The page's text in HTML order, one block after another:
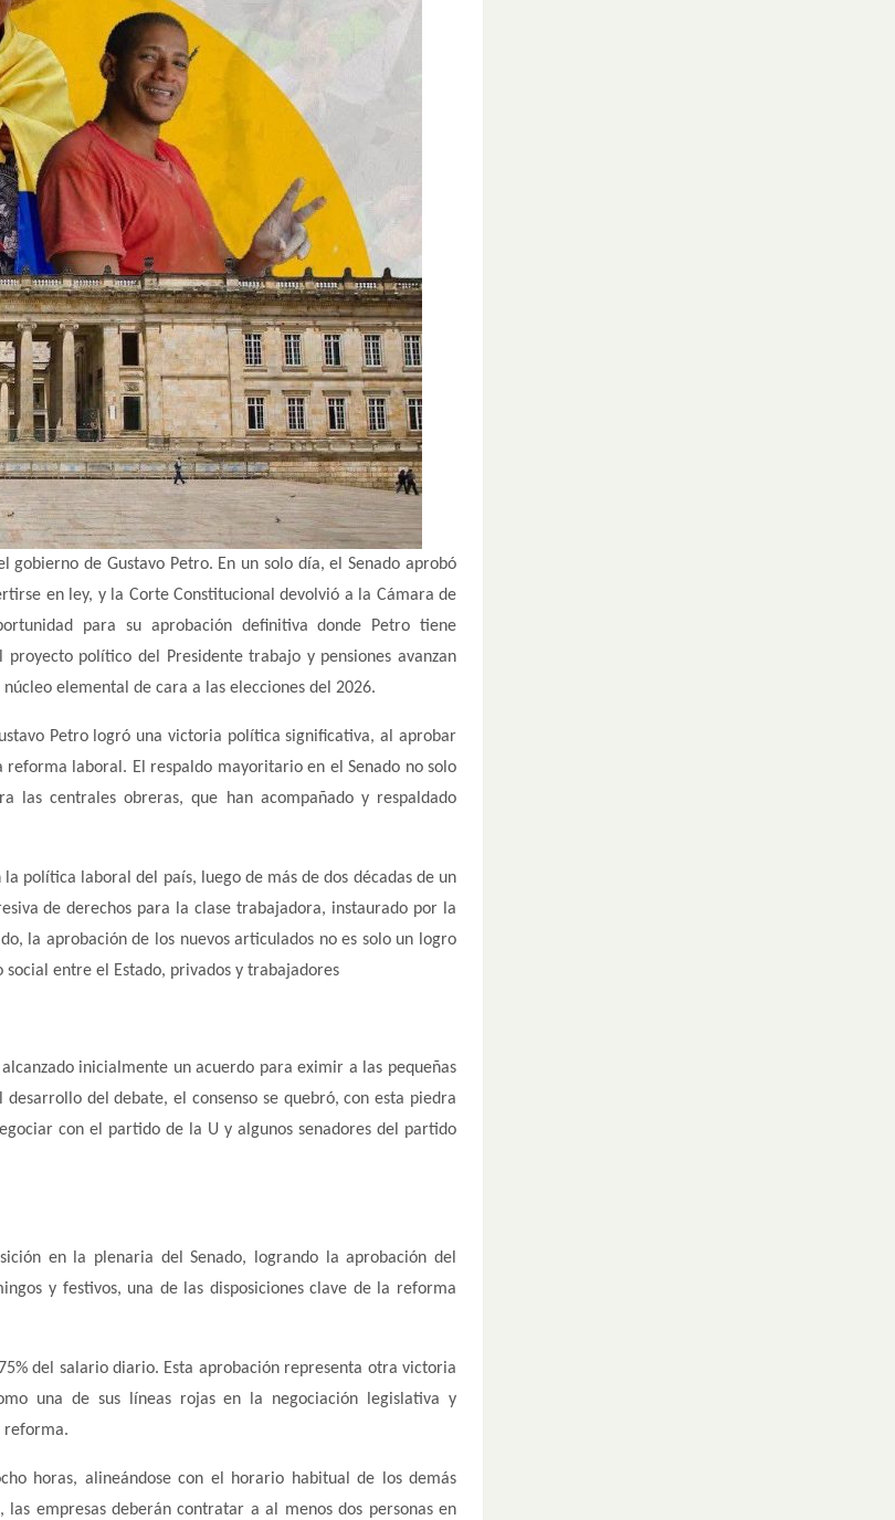
de Gustavo Petro. En un solo día, el Senado aprobó
en ley, y la Corte Constitucional devolvió a la Cámara de
para su aprobación definitiva donde Petro tiene
político del Presidente trabajo y pensiones avanzan
elemental de cara a las elecciones del 2026.
Petro logró una victoria política significativa, al aprobar
laboral. El respaldo mayoritario en el Senado no solo
las centrales obreras, que han acompañado y respaldado
política laboral del país, luego de más de dos décadas de un
de derechos para la clase trabajadora, instaurado por la
la aprobación de los nuevos articulados no es solo un logro
entre el Estado, privados y trabajadores
inicialmente un acuerdo para eximir a las pequeñas
del debate, el consenso se quebró, con esta piedra
con el partido de la U y algunos senadores del partido
en la plenaria del Senado, logrando la aprobación del
y festivos, una de las disposiciones clave de la reforma
del salario diario. Esta aprobación representa otra victoria
una de sus líneas rojas en la negociación legislativa y
reforma.
horas, alineándose con el horario habitual de los demás
empresas deberán contratar a al menos dos personas en